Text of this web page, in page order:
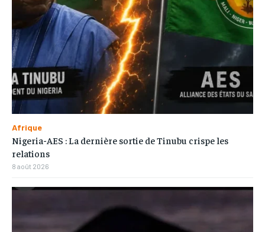
Afrique
Nigeria-AES : La dernière sortie de Tinubu crispe les
relations
8 août 2026